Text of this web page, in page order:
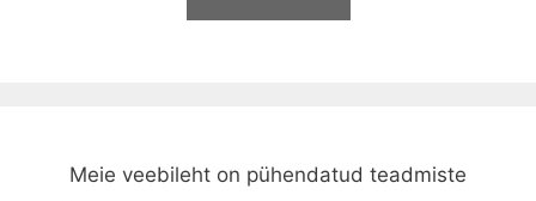
Meie veebileht on pühendatud teadmiste